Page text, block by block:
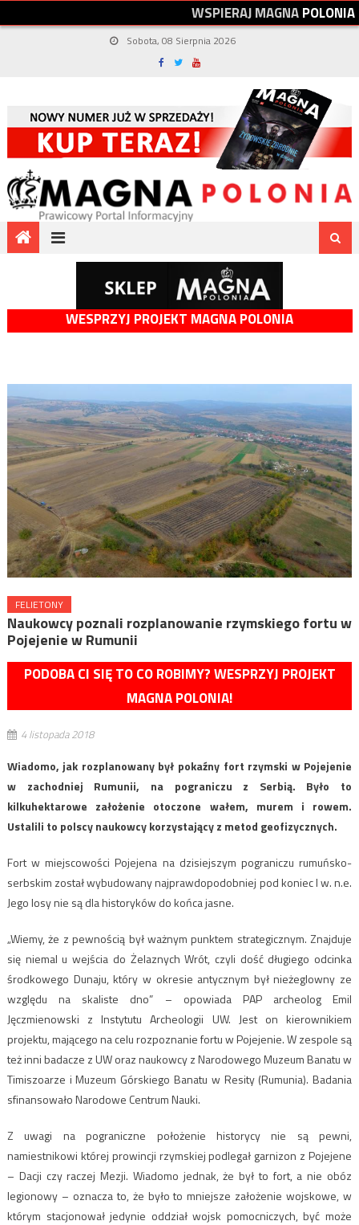
WSPIERAJMAGNAPOLONIA
Sobota, 08 Sierpnia 2026
WESPRZYJ PROJEKT MAGNA POLONIA
FELIETONY
Naukowcy poznali rozplanowanie rzymskiego fortu w
Pojejenie w Rumunii
PODOBA CI SIĘ TO CO ROBIMY? WESPRZYJ PROJEKT
MAGNA POLONIA!
4 listopada 2018
Wiadomo, jak rozplanowany był pokaźny fort rzymski w Pojejenie
w zachodniej Rumunii, na pograniczu z Serbią. Było to
kilkuhektarowe założenie otoczone wałem, murem i rowem.
Ustalili to polscy naukowcy korzystający z metod geofizycznych.
Fort w miejscowości Pojejena na dzisiejszym pograniczu rumuńsko-
serbskim został wybudowany najprawdopodobniej pod koniec I w. n.e.
Jego losy nie są dla historyków do końca jasne.
„Wiemy, że z pewnością był ważnym punktem strategicznym. Znajduje
się niemal u wejścia do Żelaznych Wrót, czyli dość długiego odcinka
środkowego Dunaju, który w okresie antycznym był nieżeglowny ze
względu na skaliste dno” – opowiada PAP archeolog Emil
Jęczmienowski z Instytutu Archeologii UW. Jest on kierownikiem
projektu, mającego na celu rozpoznanie fortu w Pojejenie. W zespole są
też inni badacze z UW oraz naukowcy z Narodowego Muzeum Banatu w
Timiszoarze i Muzeum Górskiego Banatu w Resity (Rumunia). Badania
sfinansowało Narodowe Centrum Nauki.
Z uwagi na pograniczne położenie historycy nie są pewni,
namiestnikowi której prowincji rzymskiej podlegał garnizon z Pojejene
– Dacji czy raczej Mezji. Wiadomo jednak, że był to fort, a nie obóz
legionowy – oznacza to, że było to mniejsze założenie wojskowe, w
którym stacjonował jedynie oddział wojsk pomocniczych, być może